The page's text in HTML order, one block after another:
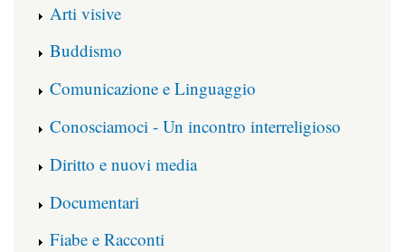
Arti visive
Buddismo
Comunicazione e Linguaggio
Conosciamoci - Un incontro interreligioso
Diritto e nuovi media
Documentari
Fiabe e Racconti